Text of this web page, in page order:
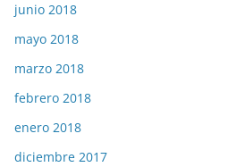
junio 2018
mayo 2018
marzo 2018
febrero 2018
enero 2018
diciembre 2017